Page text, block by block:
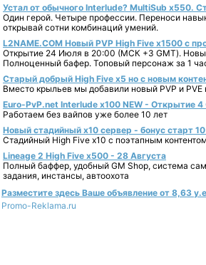
Устал от обычного Interlude? MultiSub x550.
Один герой. Четыре профессии. Переноси
открывай сотни комбинаций умений.
L2NAME.COM Новый PVP High Five x1500 с
Открытие 24 Июля в 20:00 (МСК +3 GMT).
Полноценный бафер. Топовый персонаж за 1
Старый добрый High Five x5 но с новым
Вместо крыльев мы добавили новый PVP и PVE
Euro-PvP.net Interlude х100 NEW - Открытие 4
Работаем без вайпов уже более 10 лет
Новый стадийный х10 сервер - бонус старт
Стадийный High Five x10 с поэтапным
Lineage 2 High Five x500 - 28 Августа
Полный баффер, удобный GM Shop, система
задания, инстансы, автоохота
Разместите здесь Ваше объявление от 8,63
Promo-Reklama.ru